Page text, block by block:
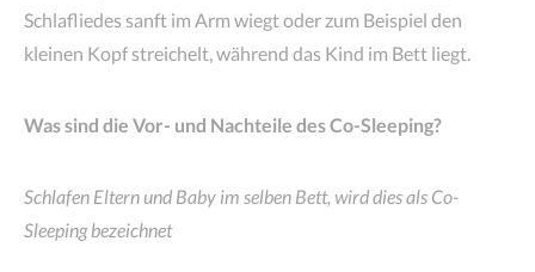
Schlafliedes sanft im Arm wiegt oder zum Beispiel den
kleinen Kopf streichelt, während das Kind im Bett liegt.
Was sind die Vor- und Nachteile des Co-Sleeping?
Schlafen Eltern und Baby im selben Bett, wird dies als Co-
Sleeping bezeichnet